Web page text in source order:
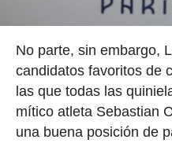
No parte, sin embargo,
candidatos favoritos de
las que todas las
mítico atleta Sebastian
una buena posición de